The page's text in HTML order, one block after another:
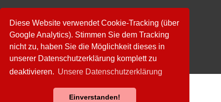
Diese Website verwendet Cookie-Tracking (über
Google Analytics). Stimmen Sie dem Tracking
nicht zu, haben Sie die Möglichkeit dieses in
unserer Datenschutzerklärung komplett zu
deaktivieren. Unsere Datenschutzerklärung
Einverstanden!